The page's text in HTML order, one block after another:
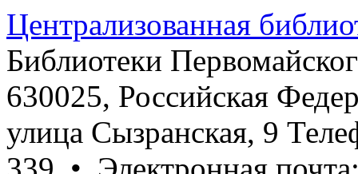
Централизованная
Библиотеки
630025, Российская
улица Сызранская, 9